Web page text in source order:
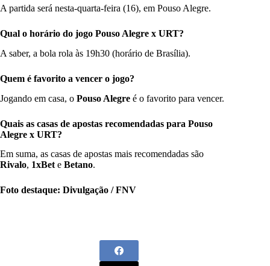
A partida será nesta-quarta-feira (16), em Pouso Alegre.
Qual o horário do jogo Pouso Alegre x URT?
A saber, a bola rola às 19h30 (horário de Brasília).
Quem é favorito a vencer o jogo?
Jogando em casa, o Pouso Alegre é o favorito para vencer.
Quais as casas de apostas recomendadas para Pouso
Alegre x URT?
Em suma, as casas de apostas mais recomendadas são
Rivalo, 1xBete Betano.
Foto destaque: Divulgação / FNV